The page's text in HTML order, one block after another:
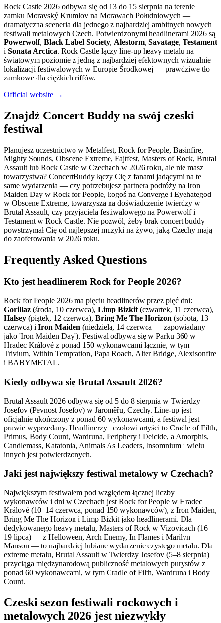
Rock Castle 2026 odbywa się od 13 do 15 sierpnia na terenie
zamku Moravský Krumlov na Morawach Południowych —
dramatyczna sceneria dla jednego z najbardziej ambitnych nowych
festiwali metalowych Czech. Potwierdzonymi headlinerami 2026 są
Powerwolf, Black Label Society, Alestorm, Savatage, Testament
i Sonata Arctica. Rock Castle łączy line-up heavy metalu na
światowym poziomie z jedną z najbardziej efektownych wizualnie
lokalizacji festiwalowych w Europie Środkowej — prawdziwe tło
zamkowe dla ciężkich riffów.
Official website →
Znajdź Concert Buddy na swój czeski
festiwal
Planujesz uczestnictwo w Metalfest, Rock for People, Basinfire,
Mighty Sounds, Obscene Extreme, Fajtfest, Masters of Rock, Brutal
Assault lub Rock Castle w Czechach w 2026 roku, ale nie masz
towarzystwa? ConcertBuddy łączy Cię z fanami jadącymi na te
same wydarzenia — czy potrzebujesz partnera podróży na Iron
Maiden Day w Rock for People, kogoś na Converge i Eyehategod
w Obscene Extreme, towarzysza na doświadczenie twierdzy w
Brutal Assault, czy przyjaciela festiwalowego na Powerwolf i
Testament w Rock Castle. Nie pozwól, żeby brak concert buddy
powstrzymał Cię od najlepszej muzyki na żywo, jaką Czechy mają
do zaoferowania w 2026 roku.
Frequently Asked Questions
Kto jest headlinerem Rock for People 2026?
Rock for People 2026 ma pięciu headlinerów przez pięć dni:
Gorillaz (środa, 10 czerwca), Limp Bizkit(czwartek, 11 czerwca),
Halsey (piątek, 12 czerwca), Bring Me The Horizon (sobota, 13
czerwca) i Iron Maiden (niedziela, 14 czerwca — zapowiadany
jako 'Iron Maiden Day'). Festiwal odbywa się w Parku 360 w
Hradec Králové z ponad 150 wykonawcami łącznie, w tym
Trivium, Within Temptation, Papa Roach, Alter Bridge, Alexisonfire
i BABYMETAL.
Kiedy odbywa się Brutal Assault 2026?
Brutal Assault 2026 odbywa się od 5 do 8 sierpnia w Twierdzy
Josefov (Pevnost Josefov) w Jaroměřu, Czechy. Line-up jest
oficjalnie ukończony z ponad 60 wykonawcami, a festiwal jest
prawie wyprzedany. Headlinerzy i czołowi artyści to Cradle of Filth,
Primus, Body Count, Wardruna, Periphery i Deicide, a Amorphis,
Candlemass, Katatonia, Animals As Leaders, Insomnium i wielu
innych jest potwierdzonych.
Jaki jest największy festiwal metalowy w Czechach?
Największym festiwalem pod względem łącznej liczby
wykonawców i dni w Czechach jest Rock for People w Hradec
Králové (10–14 czerwca, ponad 150 wykonawców), z Iron Maiden,
Bring Me The Horizon i Limp Bizkit jako headlinerami. Dla
dedykowanego heavy metalu, Masters of Rock w Vizovicach (16–
19 lipca) — z Helloween, Arch Enemy, In Flames i Marilyn
Manson — to najbardziej lubiane wydarzenie czystego metalu. Dla
extreme metalu, Brutal Assault w Twierdzy Josefov (5–8 sierpnia)
przyciąga międzynarodową publiczność metalowych purystów z
ponad 60 wykonawcami, w tym Cradle of Filth, Wardruna i Body
Count.
Czeski sezon festiwali rockowych i
metalowych 2026 jest niezwykły